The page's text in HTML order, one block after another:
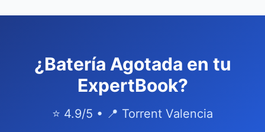
¿Batería Agotada en tu
ExpertBook?
⭐ 4.9/5 • 📍 Torrent Valencia